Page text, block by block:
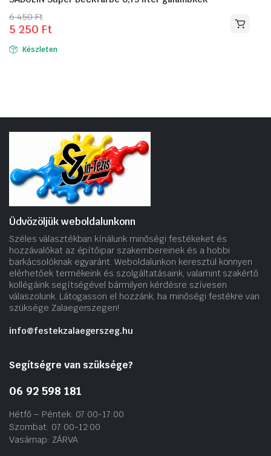
6 450Ft
Original
price
was:
5 250 Ft
Current
price
is: Készleten
Üdvözöljük weboldalunkonn
Széles választékban kínálunk minőségi festékeket és
hozzávalókat az építőipar szakembereinek és a hobbi
barkácsolóknak egyaránt. Weboldalunkon keresztül könnyen
elérhetőek termékeink és szolgáltatásaink, valamint szakértő
kollégáink segítségével bármilyen kérdésre szívesen
válaszolunk. Látogasson el hozzánk, ha minőségi festékre van
szüksége Zalaegerszegen!.
info@festekzalaegerszeg.hu
Segítségre van szüksége?
06 92 598 181
Hétfő – Péntek: 07:00-17:00
Szombat: 07:00-12:00
Vasárnap: ZÁRVA